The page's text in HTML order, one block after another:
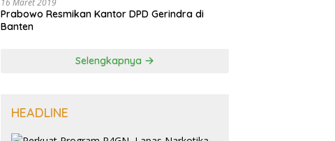
Prabowo Resmikan Kantor DPD Gerindra di
Banten
Selengkapnya
HEADLINE